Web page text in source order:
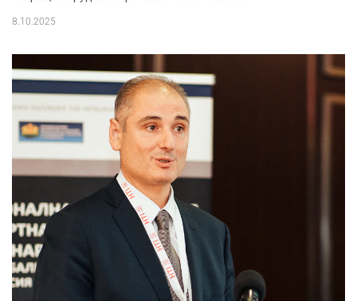
8.10.2025